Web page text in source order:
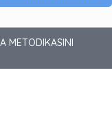
METODIKASINI